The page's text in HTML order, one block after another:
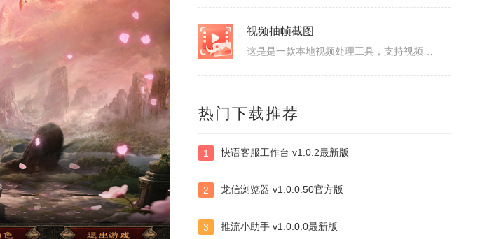
手机铃声转换器
虹盘
热门下载推荐
1 快语客服工作台 v1.0.2最新版
2 龙信浏览器 v1.0.0.50官方版
3 推流小助手 v1.0.0.0最新版